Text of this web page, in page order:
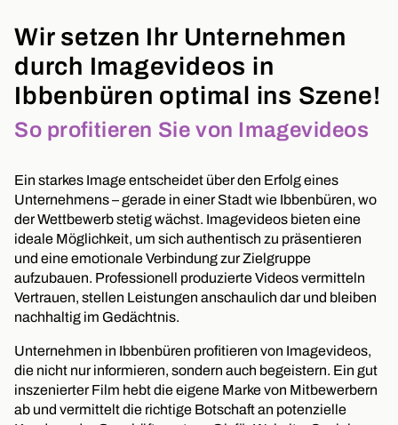
Wir setzen Ihr Unternehmen
durch Imagevideos in
Ibbenbüren optimal ins Szene!
So profitieren Sie von Imagevideos
Ein starkes Image entscheidet über den Erfolg eines
Unternehmens – gerade in einer Stadt wie Ibbenbüren, wo
der Wettbewerb stetig wächst. Imagevideos bieten eine
ideale Möglichkeit, um sich authentisch zu präsentieren
und eine emotionale Verbindung zur Zielgruppe
aufzubauen. Professionell produzierte Videos vermitteln
Vertrauen, stellen Leistungen anschaulich dar und bleiben
nachhaltig im Gedächtnis.
Unternehmen in Ibbenbüren profitieren von Imagevideos,
die nicht nur informieren, sondern auch begeistern. Ein gut
inszenierter Film hebt die eigene Marke von Mitbewerbern
ab und vermittelt die richtige Botschaft an potenzielle